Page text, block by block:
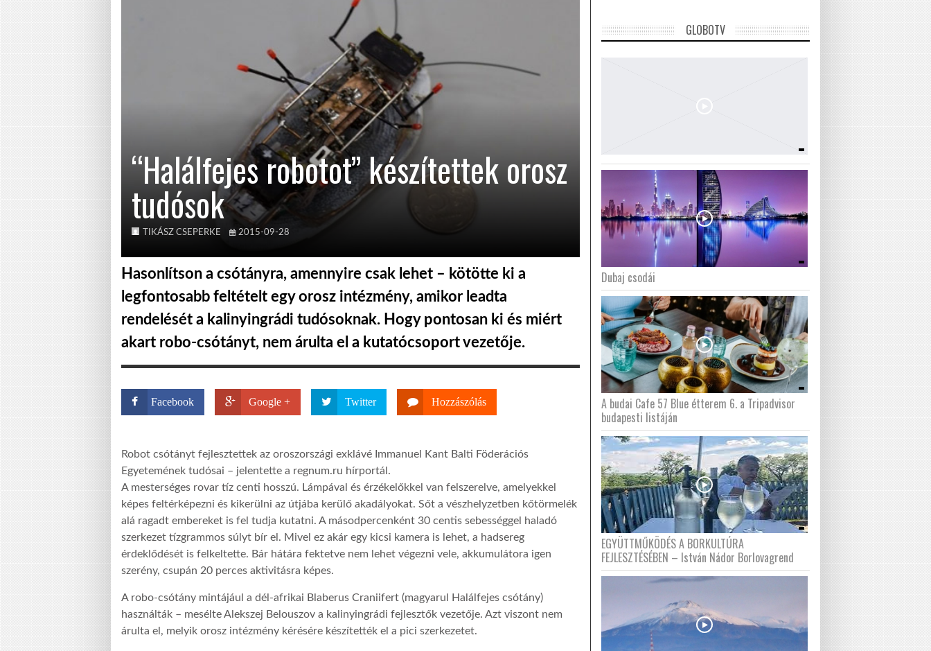
“Halálfejes robotot” készítettek orosz
tudósok
TIKÁSZ CSEPERKE 2015-09-28
Hasonlítson a csótányra, amennyire csak lehet – kötötte ki a
legfontosabb feltételt egy orosz intézmény, amikor leadta
rendelését a kalinyingrádi tudósoknak. Hogy pontosan ki és miért
akart robo-csótányt, nem árulta el a kutatócsoport vezetője.
Facebook Google + Twitter Hozzászólás
Robot csótányt fejlesztettek az oroszországi exklávé Immanuel Kant Balti Föderációs
Egyetemének tudósai – jelentette a regnum.ru hírportál.
A mesterséges rovar tíz centi hosszú. Lámpával és érzékelőkkel van felszerelve, amelyekkel
képes feltérképezni és kikerülni az útjába kerülő akadályokat. Sőt a vészhelyzetben kőtörmelék
alá ragadt embereket is fel tudja kutatni. A másodpercenként 30 centis sebességgel haladó
szerkezet tízgrammos súlyt bír el. Mivel ez akár egy kicsi kamera is lehet, a hadsereg
érdeklődését is felkeltette. Bár hátára fektetve nem lehet végezni vele, akkumulátora igen
szerény, csupán 20 perces aktivitásra képes.
A robo-csótány mintájául a dél-afrikai Blaberus Craniifert (magyarul Halálfejes csótány)
használták – mesélte Alekszej Belouszov a kalinyingrádi fejlesztők vezetője. Azt viszont nem
árulta el, melyik orosz intézmény kérésére készítették el a pici szerkezetet.
GLOBOTV
Dubaj csodái
A budai Cafe 57 Blue étterem 6. a Tripadvisor
budapesti listáján
EGYÜTTMŰKÖDÉS A BORKULTÚRA
FEJLESZTÉSÉBEN – István Nádor Borlovagrend